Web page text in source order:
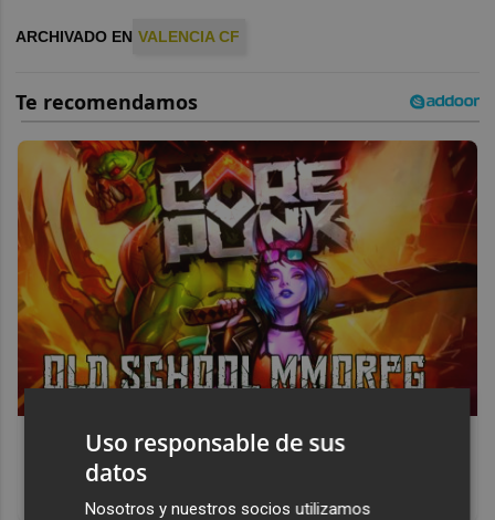
ARCHIVADO EN VALENCIA CF
Corepunk MMORPG
Un verdadero MMORPG de la vieja escuela ¡Cómo los de
antes, pero mejor!
Uso responsable de sus
datos
Nosotros y nuestros socios utilizamos